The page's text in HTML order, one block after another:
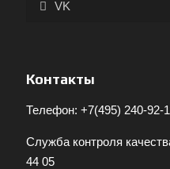
VK
Контакты
Телефон: +7(495) 240-92-
Служба контроля
44 05